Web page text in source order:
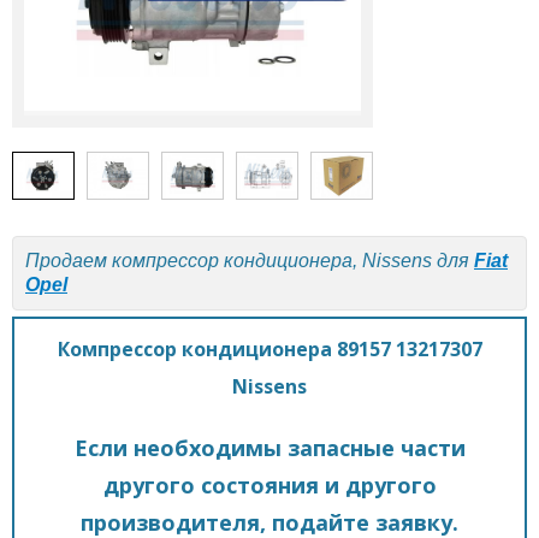
Продаем компрессор кондиционера, Nissens для Fiat
Opel
Компрессор кондиционера 89157 13217307
Nissens
Если необходимы запасные части
другого состояния и другого
производителя, подайте заявку.